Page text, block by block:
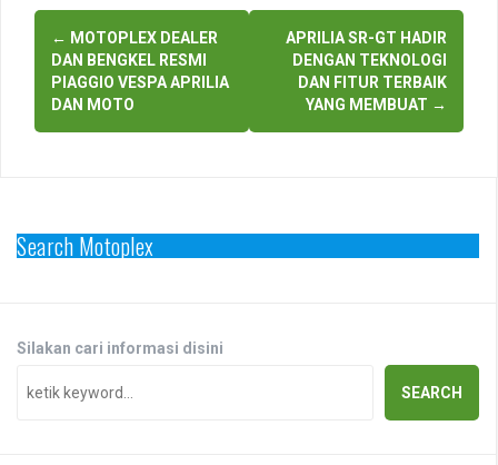
Post
navigation
← MOTOPLEX DEALER
DAN BENGKEL RESMI
PIAGGIO VESPA APRILIA
DAN MOTO
APRILIA SR-GT HADIR
DENGAN TEKNOLOGI
DAN FITUR TERBAIK
YANG MEMBUAT →
Search Motoplex
Silakan cari informasi disini
SEARCH